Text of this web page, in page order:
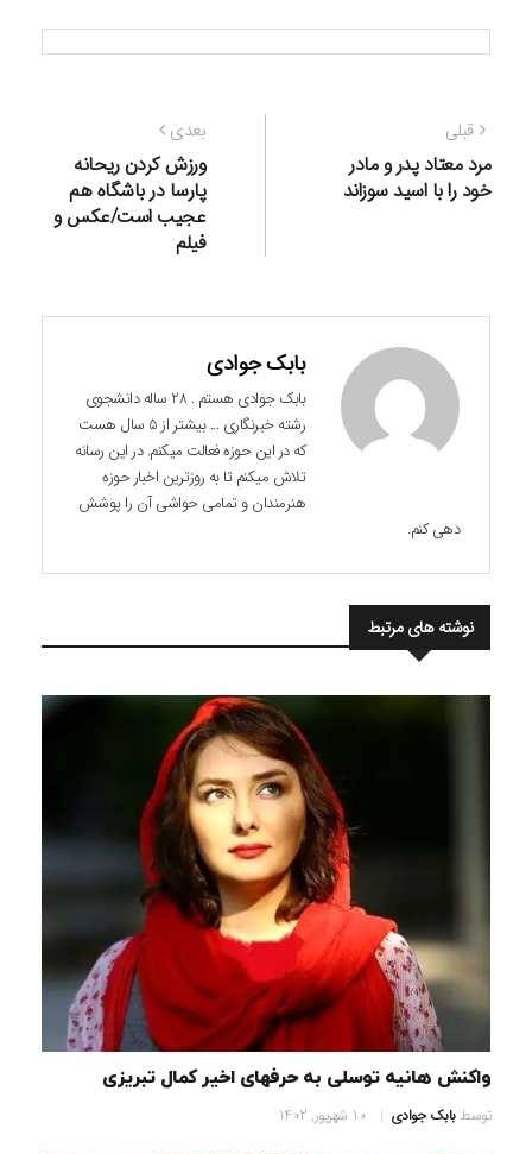
راهبری
نوشته
قبلی
قبلی:
مرد معتاد پدر و مادر
خود را با اسید سوزاند
بعدی
بعدی:
ورزش کردن ریحانه
پارسا در باشگاه هم
عجیب است/عکس و
فیلم
بابک جوادی
بابک جوادی هستم . 28 ساله دانشجوی
رشته خبرنگاری ... بیشتر از 5 سال هست
که در این حوزه فعالت میکنم. در این رسانه
تلاش میکنم تا به روزترین اخبار حوزه
هنرمندان و تمامی حواشی آن را پوشش
دهی کنم.
نوشته های مرتبط
واکنش هانیه توسلی به حرفهای اخیر کمال تبریزی
توسطبابک جوادی 10 شهریور, 1402